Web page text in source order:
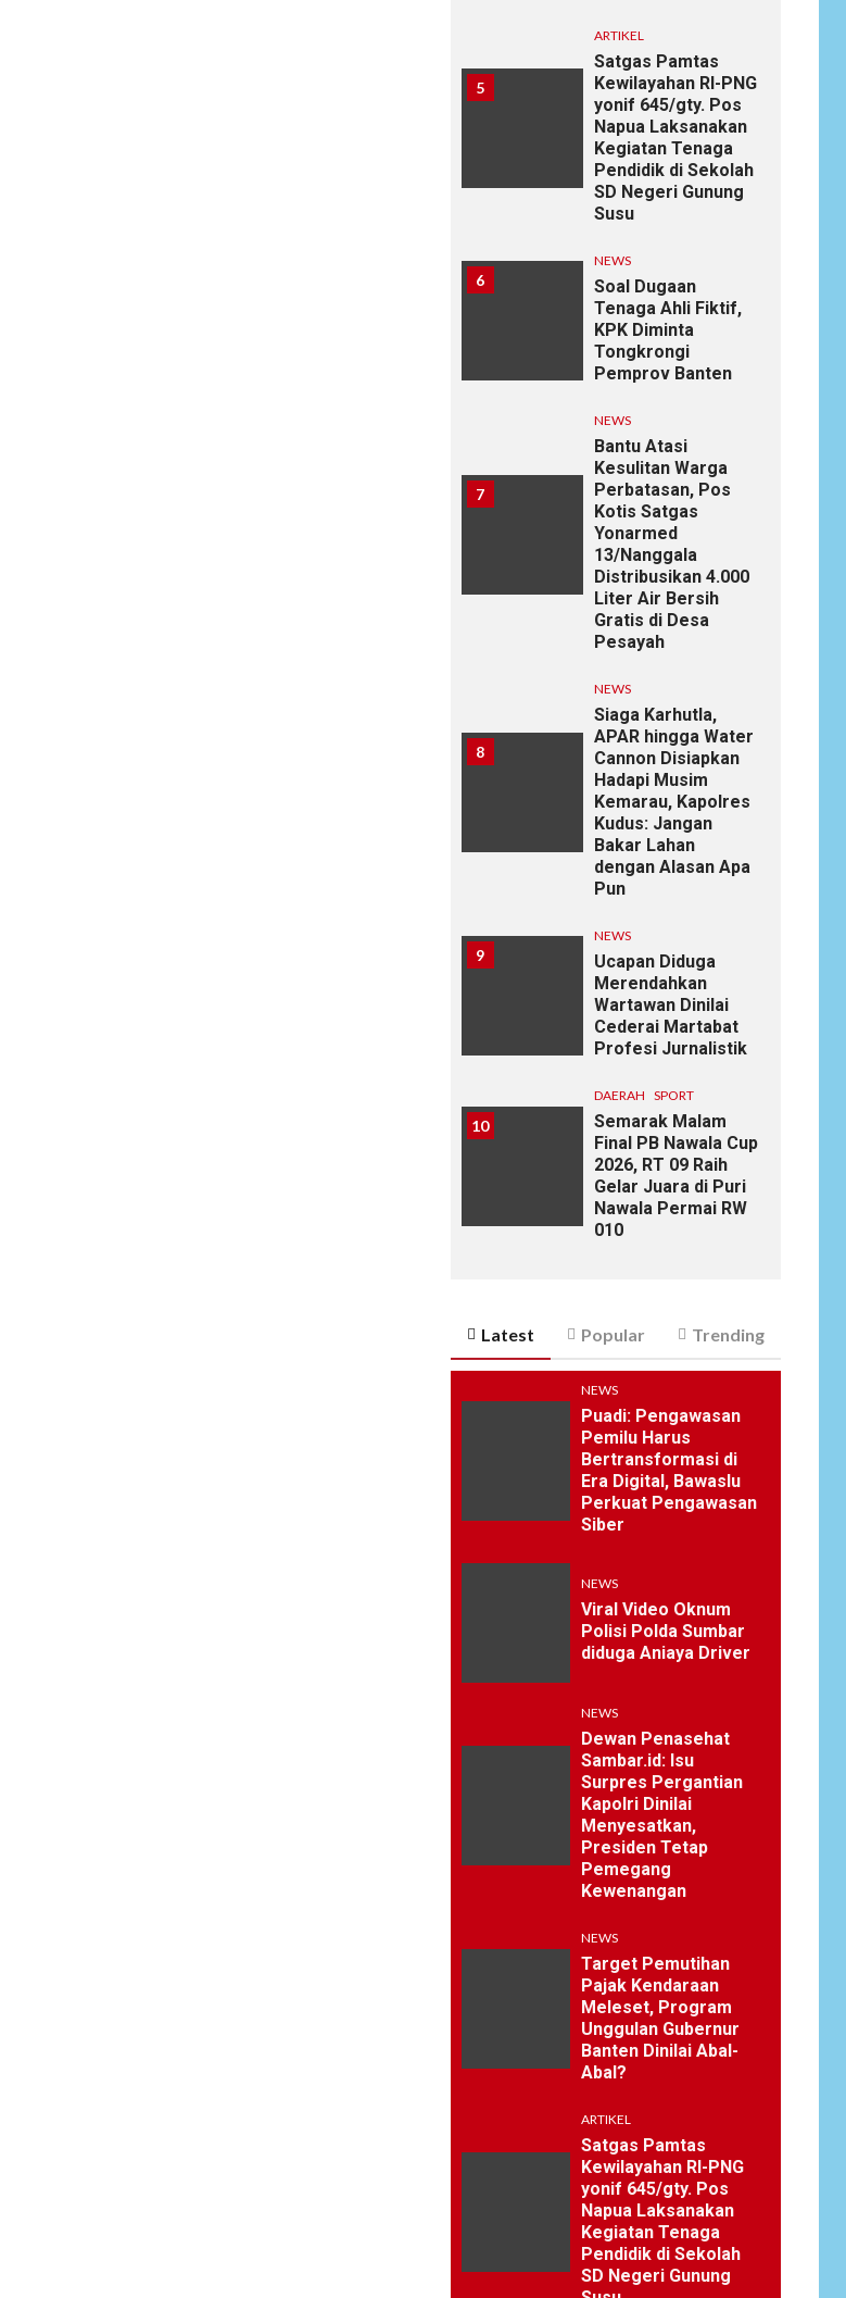
5
ARTIKEL
Satgas Pamtas
Kewilayahan RI-PNG
yonif 645/gty. Pos
Napua Laksanakan
Kegiatan Tenaga
Pendidik di Sekolah
SD Negeri Gunung
Susu
6
NEWS
Soal Dugaan
Tenaga Ahli Fiktif,
KPK Diminta
Tongkrongi
Pemprov Banten
7
NEWS
Bantu Atasi
Kesulitan Warga
Perbatasan, Pos
Kotis Satgas
Yonarmed
13/Nanggala
Distribusikan 4.000
Liter Air Bersih
Gratis di Desa
Pesayah
8
NEWS
Siaga Karhutla,
APAR hingga Water
Cannon Disiapkan
Hadapi Musim
Kemarau, Kapolres
Kudus: Jangan
Bakar Lahan
dengan Alasan Apa
Pun
9
NEWS
Ucapan Diduga
Merendahkan
Wartawan Dinilai
Cederai Martabat
Profesi Jurnalistik
10
DAERAH SPORT
Semarak Malam
Final PB Nawala Cup
2026, RT 09 Raih
Gelar Juara di Puri
Nawala Permai RW
010
Latest Popular Trending
NEWS
Puadi: Pengawasan
Pemilu Harus
Bertransformasi di
Era Digital, Bawaslu
Perkuat Pengawasan
Siber
NEWS
Viral Video Oknum
Polisi Polda Sumbar
diduga Aniaya Driver
NEWS
Dewan Penasehat
Sambar.id: Isu
Surpres Pergantian
Kapolri Dinilai
Menyesatkan,
Presiden Tetap
Pemegang
Kewenangan
NEWS
Target Pemutihan
Pajak Kendaraan
Meleset, Program
Unggulan Gubernur
Banten Dinilai Abal-
Abal?
ARTIKEL
Satgas Pamtas
Kewilayahan RI-PNG
yonif 645/gty. Pos
Napua Laksanakan
Kegiatan Tenaga
Pendidik di Sekolah
SD Negeri Gunung